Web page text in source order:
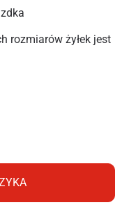
rozmiarów żyłek jest